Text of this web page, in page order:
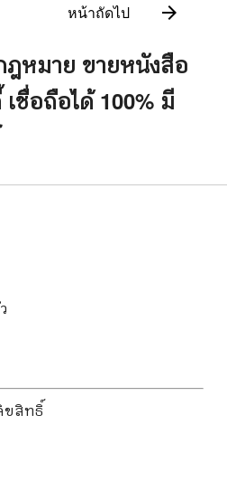
หน้าถัดไป arrow_forward
หมาย ขายหนังสือ
ชื่อถือได้ 100% มี
ขสิทธิ์